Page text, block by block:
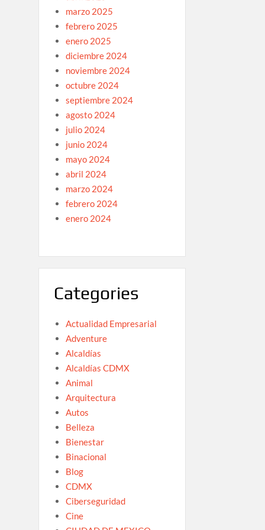
marzo 2025
febrero 2025
enero 2025
diciembre 2024
noviembre 2024
octubre 2024
septiembre 2024
agosto 2024
julio 2024
junio 2024
mayo 2024
abril 2024
marzo 2024
febrero 2024
enero 2024
Categories
Actualidad Empresarial
Adventure
Alcaldías
Alcaldías CDMX
Animal
Arquitectura
Autos
Belleza
Bienestar
Binacional
Blog
CDMX
Ciberseguridad
Cine